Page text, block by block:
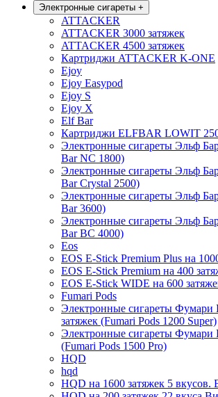
Электронные сигареты +
ATTACKER
ATTACKER 3000 затяжек
ATTACKER 4500 затяжек
Картриджи ATTACKER K-ONE
Ejoy
Ejoy Easypod
Ejoy S
Ejoy X
Elf Bar
Картриджи ELFBAR LOWIT
Электронные сигареты Эльф
Bar NC 1800)
Электронные сигареты Эльф
Bar Crystal 2500)
Электронные сигареты Эльф
Bar 3600)
Электронные сигареты Эльф
Bar BC 4000)
Eos
EOS E-Stick Premium Plus на
EOS E-Stick Premium на 400
EOS E-Stick WIDE на 600
Fumari Pods
Электронные сигареты Фумари
затяжек (Fumari Pods 1200 Super)
Электронные сигареты Фумари
(Fumari Pods 1500 Pro)
HQD
hqd
HQD на 1600 затяжек 5